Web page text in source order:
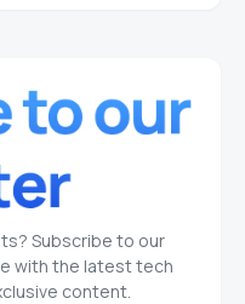
Subscribe to our
with the latest tech
content.